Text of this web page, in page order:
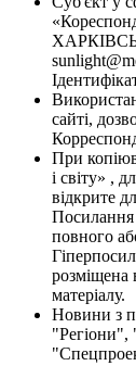
сайті,
При
і світу» ,
відкрите
Посилання
повного
розміщена
матеріалу.
Новини з